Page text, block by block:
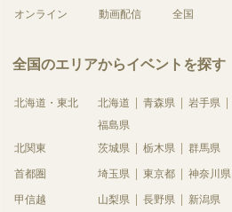
オンライン 動画配信 全国
全国のエリアからイベントを探す
北海道・東北 北海道 青森県 岩手県
福島県
北関東
茨城県 栃木県 群馬県
首都圏 埼玉県 東京都 神奈川県
甲信越 山梨県 長野県 新潟県